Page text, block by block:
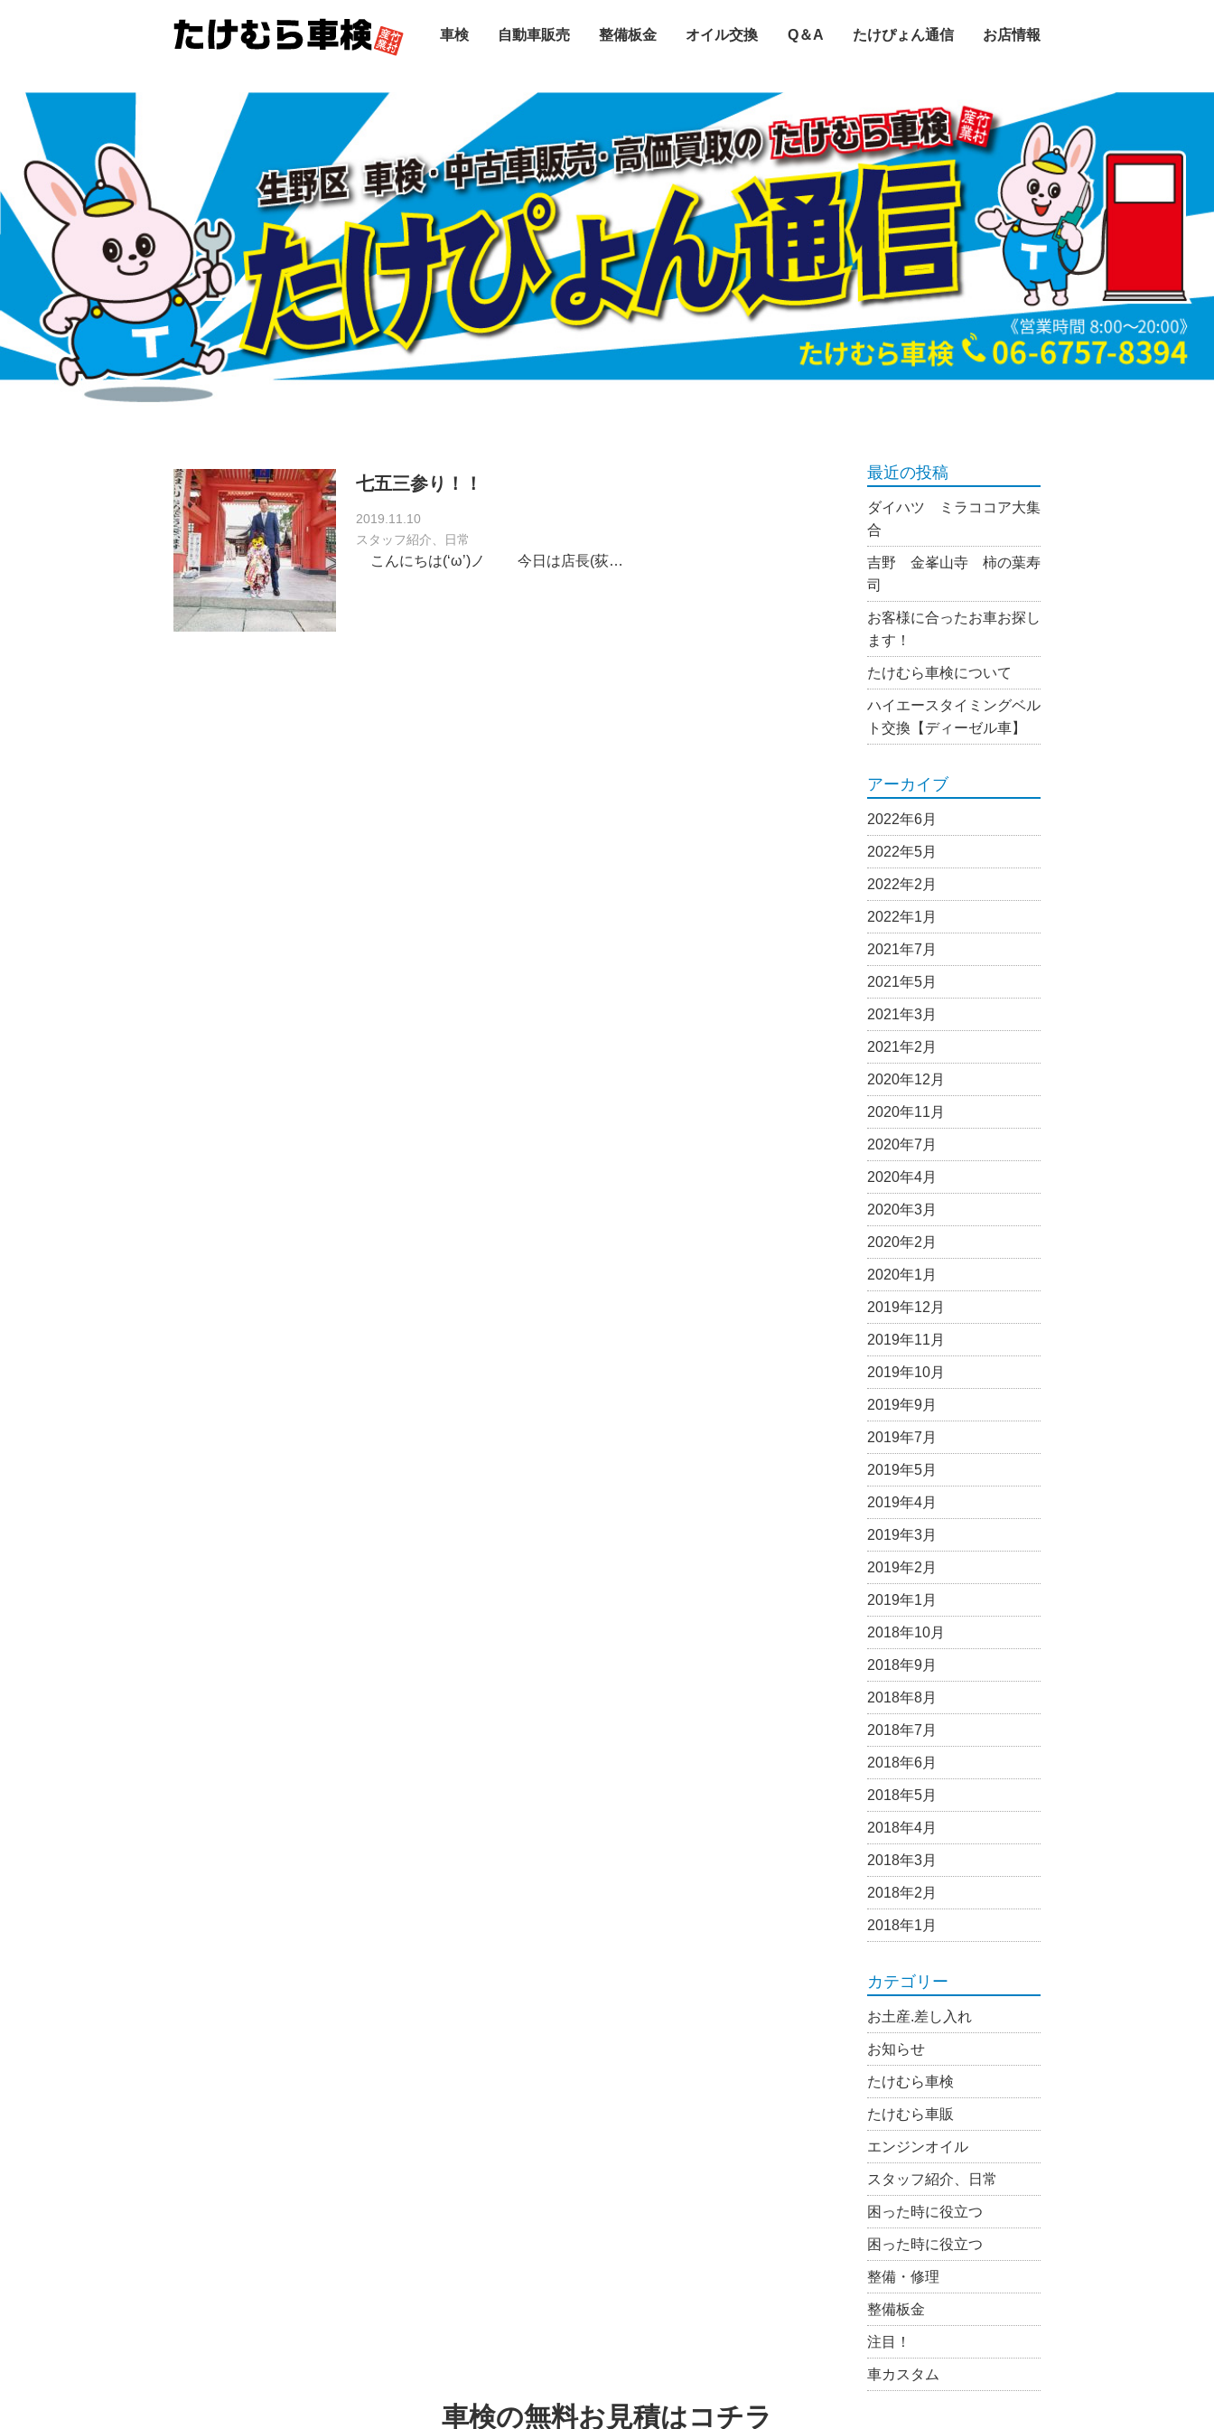
車検 自動車販売 整備板金 オイル交換 Q＆A たけぴょん通信 お店情報
七五三参り！！
2019.11.10
スタッフ紹介、日常
こんにちは(‘ω’)ノ 今日は店長(荻…
最近の投稿
ダイハツ ミラココア大集
合
吉野 金峯山寺 柿の葉寿
司
お客様に合ったお車お探し
ます！
たけむら車検について
ハイエースタイミングベル
ト交換【ディーゼル車】
アーカイブ
2022年6月
2022年5月
2022年2月
2022年1月
2021年7月
2021年5月
2021年3月
2021年2月
2020年12月
2020年11月
2020年7月
2020年4月
2020年3月
2020年2月
2020年1月
2019年12月
2019年11月
2019年10月
2019年9月
2019年7月
2019年5月
2019年4月
2019年3月
2019年2月
2019年1月
2018年10月
2018年9月
2018年8月
2018年7月
2018年6月
2018年5月
2018年4月
2018年3月
2018年2月
2018年1月
カテゴリー
お土産.差し入れ
お知らせ
たけむら車検
たけむら車販
エンジンオイル
スタッフ紹介、日常
困った時に役立つ
困った時に役立つ
整備・修理
整備板金
注目！
車カスタム
車検の無料お見積はコチラ